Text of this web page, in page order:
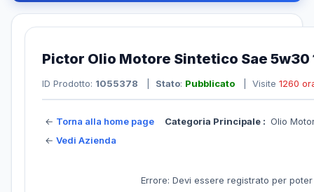
Pictor Olio Motore Sintetico Sae 5w30
ID Prodotto: 1055378 Stato: Pubblicato | Visite 1260
← Torna alla home page
← Vedi Azienda
Categoria Principale : Olio
Errore: Devi essere registrato per